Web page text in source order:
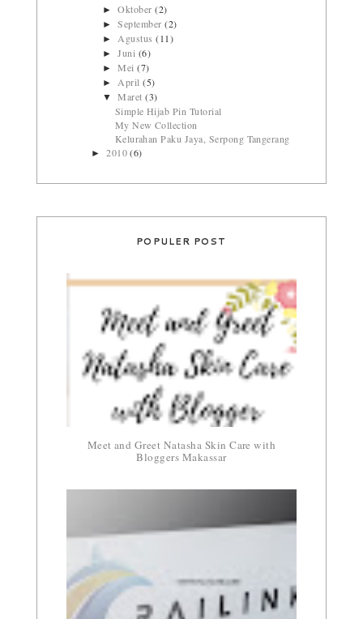
►Oktober(2)
►September(2)
► Agustus(11)
►Juni (6)
►Mei(7)
► April(5)
▼Maret(3)
Simple Hijab Pin Tutorial
My New Collection
Kelurahan Paku Jaya, Serpong Tangerang
►2010(6)
POPULER POST
Meet and Greet Natasha Skin Care with
Bloggers Makassar